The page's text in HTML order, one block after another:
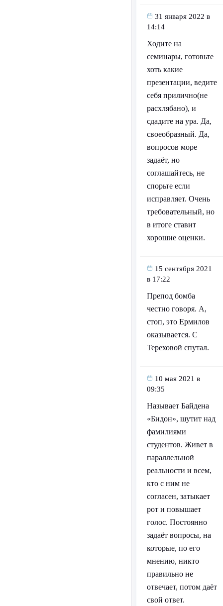
31 января 2022 в
14:14
Ходите на
семинары, готовьте
хоть какие
презентации, ведите
себя прилично(не
расхлябано), и
сдадите на ура. Да,
своеобразный. Да,
вопросов море
задаёт, но
соглашайтесь, не
спорьте если
исправляет. Очень
требовательный, но
в итоге ставит
хорошие оценки.
15 сентября 2021
в 17:22
Препод бомба
честно говоря. А,
стоп, это Ермилов
оказывается. С
Тереховой спутал.
10 мая 2021 в
09:35
Называет Байдена
«Бидон», шутит над
фамилиями
студентов. Живет в
параллельной
реальности и всем,
кто с ним не
согласен, затыкает
рот и повышает
голос. Постоянно
задаёт вопросы, на
которые, по его
мнению, никто
правильно не
отвечает, потом даёт
свой ответ.